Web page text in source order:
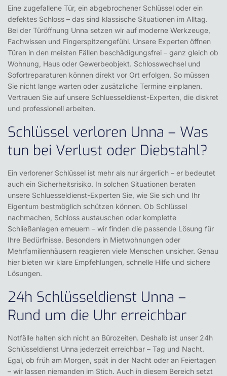
Eine zugefallene Tür, ein abgebrochener Schlüssel oder ein
defektes Schloss – das sind klassische Situationen im Alltag.
Bei der Türöffnung Unna setzen wir auf moderne Werkzeuge,
Fachwissen und Fingerspitzengefühl. Unsere Experten öffnen
Türen in den meisten Fällen beschädigungsfrei – ganz gleich ob
Wohnung, Haus oder Gewerbeobjekt. Schlosswechsel und
Sofortreparaturen können direkt vor Ort erfolgen. So müssen
Sie nicht lange warten oder zusätzliche Termine einplanen.
Vertrauen Sie auf unsere Schluesseldienst-Experten, die diskret
und professionell arbeiten.
Schlüssel verloren Unna – Was
tun bei Verlust oder Diebstahl?
Ein verlorener Schlüssel ist mehr als nur ärgerlich – er bedeutet
auch ein Sicherheitsrisiko. In solchen Situationen beraten
unsere Schluesseldienst-Experten Sie, wie Sie sich und Ihr
Eigentum bestmöglich schützen können. Ob Schlüssel
nachmachen, Schloss austauschen oder komplette
Schließanlagen erneuern – wir finden die passende Lösung für
Ihre Bedürfnisse. Besonders in Mietwohnungen oder
Mehrfamilienhäusern reagieren viele Menschen unsicher. Genau
hier bieten wir klare Empfehlungen, schnelle Hilfe und sichere
Lösungen.
24h Schlüsseldienst Unna –
Rund um die Uhr erreichbar
Notfälle halten sich nicht an Bürozeiten. Deshalb ist unser 24h
Schlüsseldienst Unna jederzeit erreichbar – Tag und Nacht.
Egal, ob früh am Morgen, spät in der Nacht oder an Feiertagen
– wir lassen niemanden im Stich. Auch in diesem Bereich setzt